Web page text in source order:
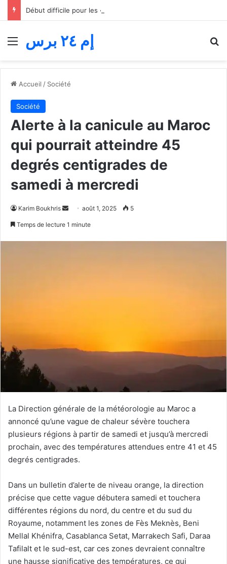
Menu إم ٢٤ برس
Accueil / Société
Société
Alerte à la canicule au Maroc
qui pourrait atteindre 45
degrés centigrades de
samedi à mercredi
Karim Boukhris
Envoyeraoût 1, 2025 5
Temps de lecture 1 minute
La Direction générale de la météorologie au Maroc a
annoncé qu’une vague de chaleur sévère touchera
plusieurs régions à partir de samedi et jusqu’à mercredi
prochain, avec des températures attendues entre 41 et 45
degrés centigrades.
Dans un bulletin d’alerte de niveau orange, la direction
précise que cette vague débutera samedi et touchera
différentes régions du nord, du centre et du sud du
Royaume, notamment les zones de Fès Meknès, Beni
Mellal Khénifra, Casablanca Setat, Marrakech Safi, Daraa
Tafilalt et le sud-est, car ces zones devraient connaître
une hausse significative des températures, ce qui